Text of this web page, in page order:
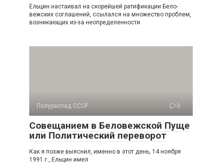
Ельцин настаивал на скорейшей ратификации Бело­
вежских соглашений, ссылался на множество проблем,
воз­никающих из-за неопределенности
Полураспад СССР 0
Совещанием в Беловежской Пуще
или Политический переворот
Как я позже выяснил, именно в этот день, 14 ноября
1991 г., Ельцин имел